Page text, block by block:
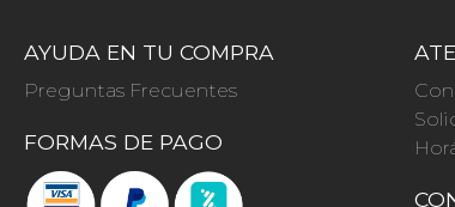
AYUDA EN TU COMPRA
Preguntas Frecuentes
FORMAS DE PAGO